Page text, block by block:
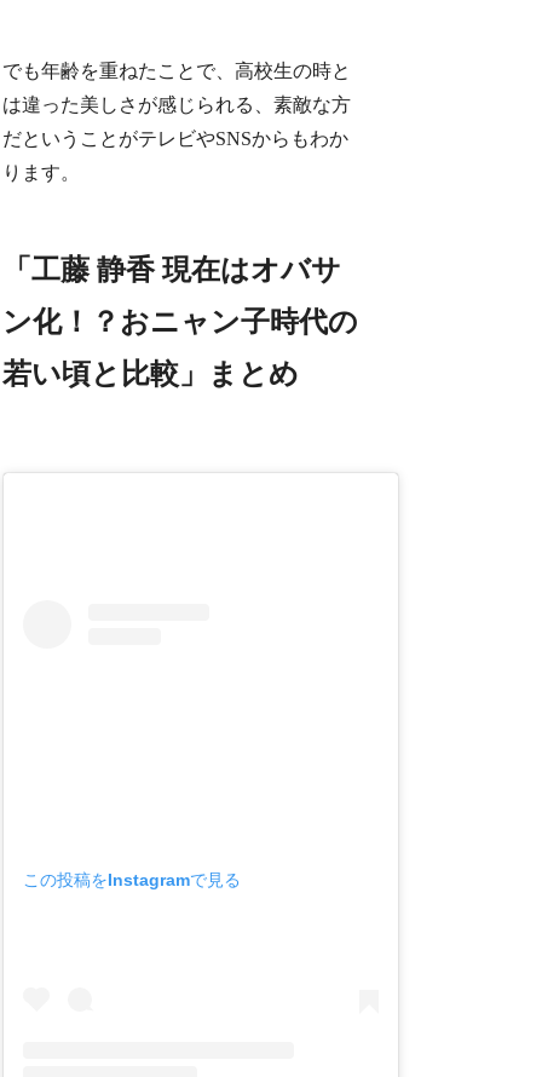
でも年齢を重ねたことで、高校生の時と
は違った美しさが感じられる、素敵な方
だということがテレビやSNSからもわか
ります。
「工藤 静香 現在はオバサ
ン化！？おニャン子時代の
若い頃と比較」まとめ
この投稿をInstagramで見る